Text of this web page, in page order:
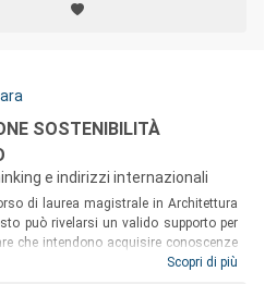
di concorrere efficacemente al
dello sviluppo sostenibile. Questo
in Europa negli ultimi 20 anni.
SOSTENIBILITÀ
e indirizzi internazionali
di laurea magistrale in Architettura
può rivelarsi un valido supporto per
che intendono acquisire conoscenze
della valutazione della sostenibilità
Scopri di più